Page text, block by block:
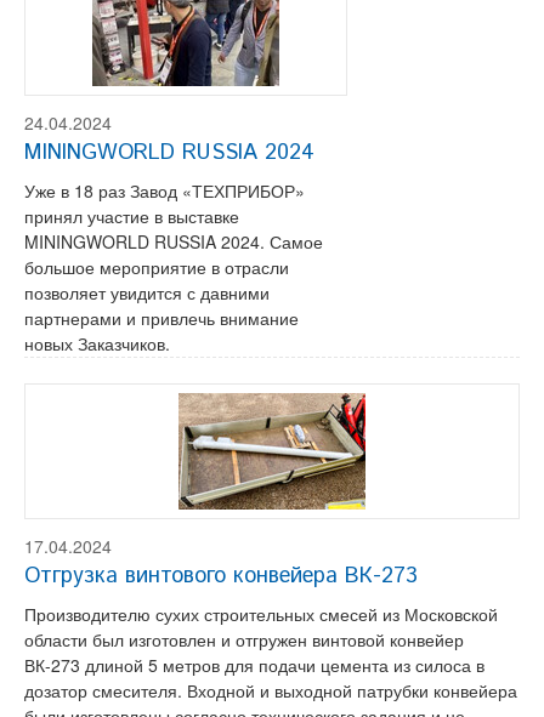
24.04.2024
MININGWORLD RUSSIA 2024
Уже в 18 раз Завод «ТЕХПРИБОР»
принял участие в выставке
MININGWORLD RUSSIA 2024. Самое
большое мероприятие в отрасли
позволяет увидится с давними
партнерами и привлечь внимание
новых Заказчиков.
17.04.2024
Отгрузка винтового конвейера ВК-273
Производителю сухих строительных смесей из Московской
области был изготовлен и отгружен винтовой конвейер
ВК-273 длиной 5 метров для подачи цемента из силоса в
дозатор смесителя. Входной и выходной патрубки конвейера